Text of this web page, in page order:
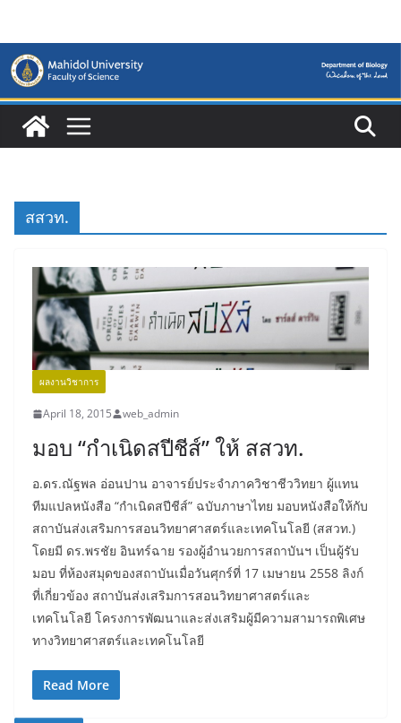
content
สสวท.
ผลงานวิชาการ
April 18, 2015 web_admin
มอบ “กำเนิดสปีชีส์” ให้ สสวท.
อ.ดร.ณัฐพล อ่อนปาน อาจารย์ประจำภาควิชาชีววิทยา ผู้แทน
ทีมแปลหนังสือ “กำเนิดสปีชีส์” ฉบับภาษาไทย มอบหนังสือให้กับ
สถาบันส่งเสริมการสอนวิทยาศาสตร์และเทคโนโลยี (สสวท.)
โดยมี ดร.พรชัย อินทร์ฉาย รองผู้อำนวยการสถาบันฯ เป็นผู้รับ
มอบ ที่ห้องสมุดของสถาบันเมื่อวันศุกร์ที่ 17 เมษายน 2558 ลิงก์
ที่เกี่ยวข้อง สถาบันส่งเสริมการสอนวิทยาศาสตร์และ
เทคโนโลยี โครงการพัฒนาและส่งเสริมผู้มีความสามารถพิเศษ
ทางวิทยาศาสตร์และเทคโนโลยี
Read More